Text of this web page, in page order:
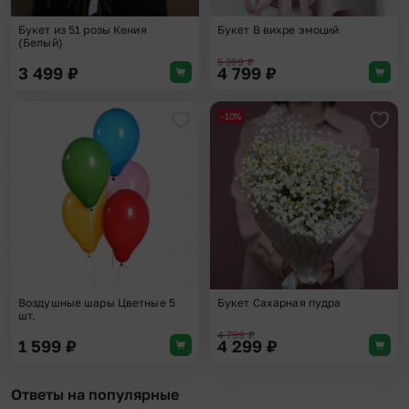
Букет из 51 розы Кения
(Белый)
3 499 ₽
Букет В вихре эмоций
5 399₽
4 799 ₽
Добавить в избранное
Воздушные шары Цветные 5
шт.
1 599 ₽
-10%
Букет Сахарная пудра
4 799₽
4 299 ₽
Ответы на популярные